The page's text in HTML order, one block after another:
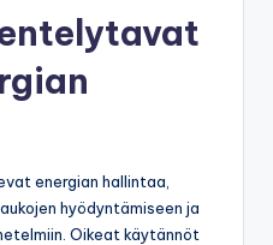
energian hallintaa,
hyödyntämiseen ja
Oikeat käytännöt